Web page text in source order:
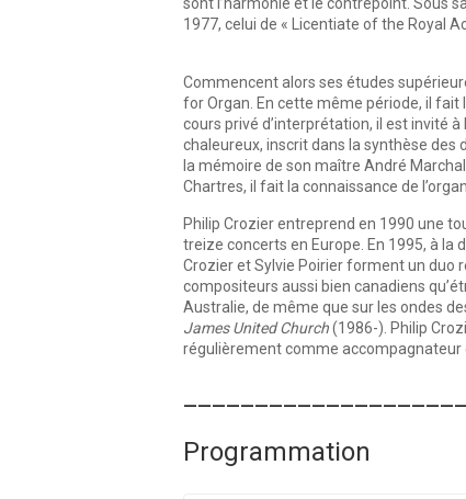
1977, celui de « Licentiate of the Royal
Commencent alors ses études
for Organ. En cette même période, il fait
cours privé d’interprétation, il est invité
chaleureux, inscrit dans la synthèse des
la mémoire de son maître André
Chartres, il fait la connaissance de
Philip Crozier entreprend en 1990 une
treize concerts en Europe. En 1995, à la
Crozier et Sylvie Poirier forment un duo
compositeurs aussi bien canadiens
Australie, de même que sur les ondes
James United Church(1986-). Philip
régulièrement comme accompagnateur
Programmation